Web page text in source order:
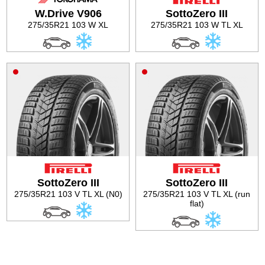
Баланс на автомобилните гуми
W.Drive V906
275/35R21 103 W XL
SottoZero III
275/35R21 103 W TL XL
SottoZero III
275/35R21 103 V TL XL (N0)
SottoZero III
275/35R21 103 V TL XL (run
flat)